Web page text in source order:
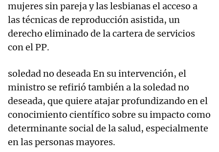
mujeres sin pareja y las lesbianas el acceso a
las técnicas de reproducción asistida, un
derecho eliminado de la cartera de servicios
con el PP.
soledad no deseada En su intervención, el
ministro se refirió también a la soledad no
deseada, que quiere atajar profundizando en el
conocimiento científico sobre su impacto como
determinante social de la salud, especialmente
en las personas mayores.